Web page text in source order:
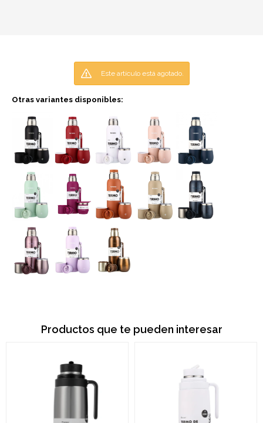
Este artículo está agotado.
Otras variantes disponibles:
Productos que te pueden interesar